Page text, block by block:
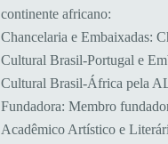
continente africano:
​Chancelaria e Embaixadas:
Cultural Brasil-Portugal e
Cultural Brasil-África pela
​Fundadora: Membro
Acadêmico Artístico e